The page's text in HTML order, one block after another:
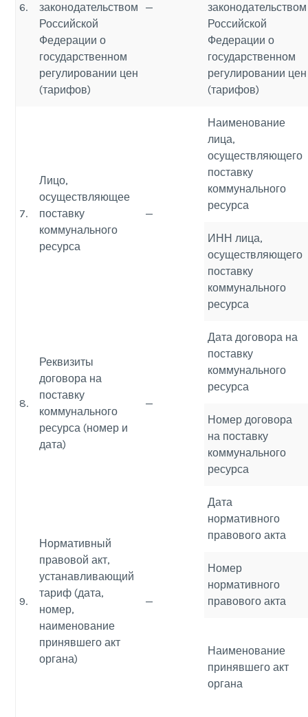
6.
законодательством
Российской
Федерации о
государственном
регулировании цен
(тарифов)
—
законодательством
Российской
Федерации о
государственном
регулировании цен
(тарифов)
7.
Лицо,
осуществляющее
поставку
коммунального
ресурса
—
Наименование
лица,
осуществляющего
поставку
коммунального
ресурса
ИНН лица,
осуществляющего
поставку
коммунального
ресурса
8.
Реквизиты
договора на
поставку
коммунального
ресурса (номер и
дата)
—
Дата договора на
поставку
коммунального
ресурса
Номер договора
на поставку
коммунального
ресурса
9.
Нормативный
правовой акт,
устанавливающий
тариф (дата,
номер,
наименование
принявшего акт
органа)
—
Дата
нормативного
правового акта
Номер
нормативного
правового акта
Наименование
принявшего акт
органа